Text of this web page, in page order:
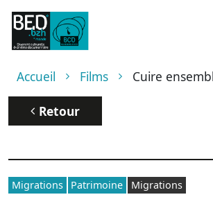
Aller au contenu principal
Fil d'Ariane
Accueil Films Cuire
Retour
Migrations Patrimoine Migrations